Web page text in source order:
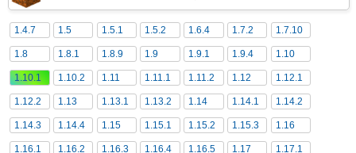
1.4.7 1.5 1.5.1 1.5.2 1.6.4 1.7.2 1.7.10
1.8 1.8.1 1.8.9 1.9 1.9.1 1.9.4 1.10
1.10.1 1.10.2 1.11 1.11.1 1.11.2 1.12 1.12.1
1.12.2 1.13 1.13.1 1.13.2 1.14 1.14.1 1.14.2
1.14.3 1.14.4 1.15 1.15.1 1.15.2 1.15.3 1.16
1.16.1 1.16.2 1.16.3 1.16.4 1.16.5 1.17 1.17.1